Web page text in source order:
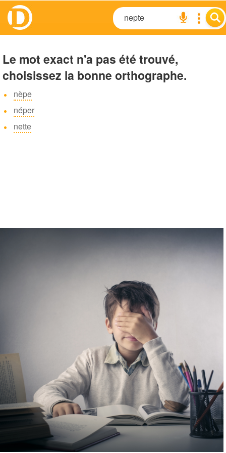
Le mot exact n'a pas été trouvé,
choisissez la bonne orthographe.
nèpe
néper
nette